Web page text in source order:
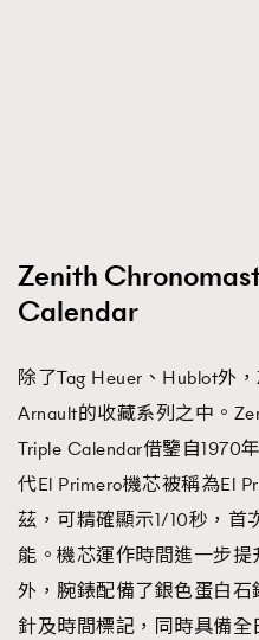
Zenith
Calendar
除了Tag Heuer、Hublot外
Arnault的收藏系列之中。
Triple Calendar借鑒自1970
代El Primero機芯被稱為El
茲，可精確顯示1/10秒，首
能。機芯運作時間進一步
外，腕錶配備了銀色蛋白
針及時間標記，同時具備全